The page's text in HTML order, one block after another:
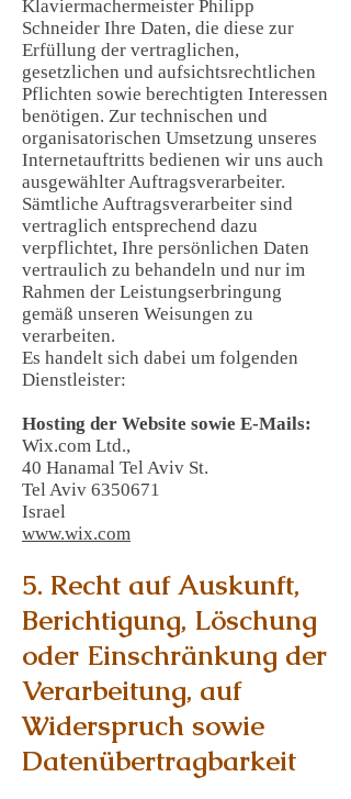
Klaviermachermeister Philipp
Schneider Ihre Daten, die diese zur
Erfüllung der vertraglichen,
gesetzlichen und aufsichtsrechtlichen
Pflichten sowie berechtigten Interessen
benötigen. Zur technischen und
organisatorischen Umsetzung unseres
Internetauftritts bedienen wir uns auch
ausgewählter Auftragsverarbeiter.
Sämtliche Auftragsverarbeiter sind
vertraglich entsprechend dazu
verpflichtet, Ihre persönlichen Daten
vertraulich zu behandeln und nur im
Rahmen der Leistungserbringung
gemäß unseren Weisungen zu
verarbeiten.
Es handelt sich dabei um folgenden
Dienstleister:
Hosting der Website sowie E-Mails:
Wix.com Ltd.,
40 Hanamal Tel Aviv St.
Tel Aviv 6350671
Israel
www.wix.com
5. Recht auf Auskunft,
Berichtigung, Löschung
oder Einschränkung der
Verarbeitung, auf
Widerspruch sowie
Datenübertragbarkeit